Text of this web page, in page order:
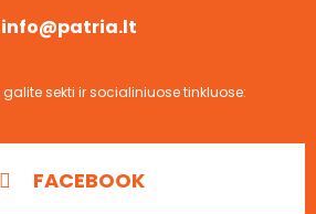
info@patria.lt
sekti ir socialiniuose tinkluose:
FACEBOOK